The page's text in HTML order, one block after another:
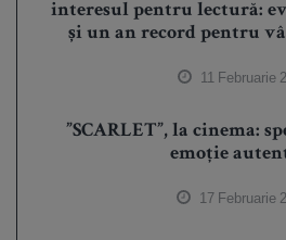
interesul pentru lectură:
și un an record pentru
11 Februarie
”SCARLET”, la cinema:
emoție
17 Februarie